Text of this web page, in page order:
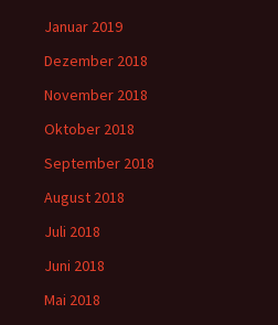
Januar 2019
Dezember 2018
November 2018
Oktober 2018
September 2018
August 2018
Juli 2018
Juni 2018
Mai 2018